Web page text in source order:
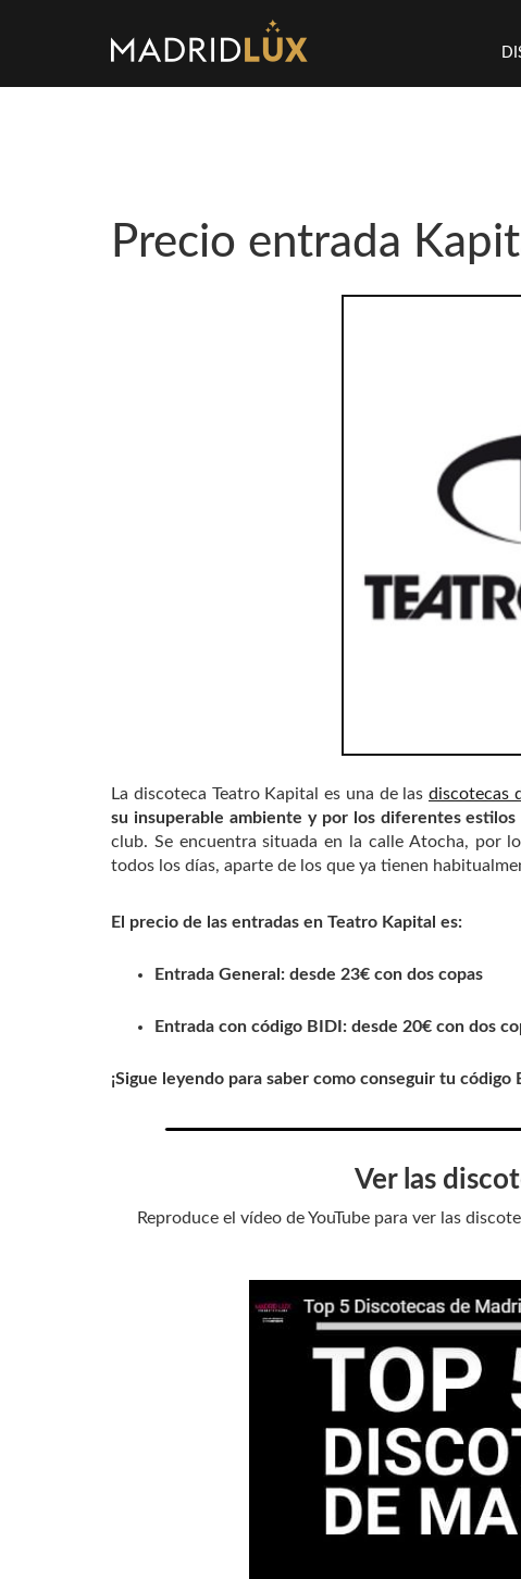
Precio entrada
La discoteca Teatro Kapital es una de las discotecas
su insuperable ambiente y por los diferentes estilos
club. Se encuentra situada en la calle Atocha, por
todos los días, aparte de los que ya tienen
El precio de las entradas en Teatro Kapital es:
Entrada General: desde 23€ con dos copas
Entrada con código BIDI: desde 20€ con dos
¡Sigue leyendo para saber como conseguir tu código
Ver las
Reproduce el vídeo de YouTube para ver las